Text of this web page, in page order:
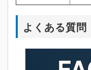
よくある質問